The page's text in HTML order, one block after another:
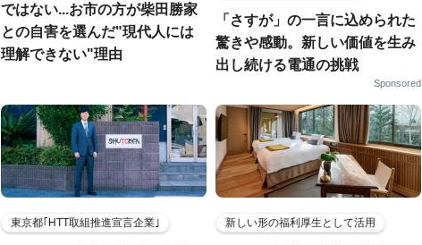
ではない...お市の方が柴田勝家
との自害を選んだ"現代人には
理解できない"理由
「さすが」の一言に込められた
驚きや感動。新しい価値を生み
出し続ける電通の挑戦
Sponsored
東京都｢HTT取組推進宣言企業｣ 新しい形の福利厚生として活用